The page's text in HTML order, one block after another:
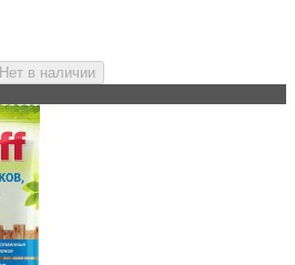
Нет в наличии